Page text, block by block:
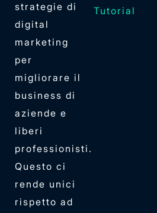
strategie di
digital
marketing
per
migliorare il
business di
aziende e
liberi
professionisti.
Questo ci
rende unici
rispetto ad
Tutorial